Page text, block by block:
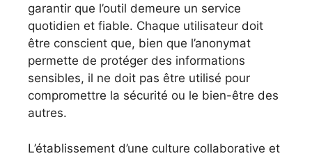
garantir que l’outil demeure un service
quotidien et fiable. Chaque utilisateur doit
être conscient que, bien que l’anonymat
permette de protéger des informations
sensibles, il ne doit pas être utilisé pour
compromettre la sécurité ou le bien-être des
autres.
L’établissement d’une culture collaborative et